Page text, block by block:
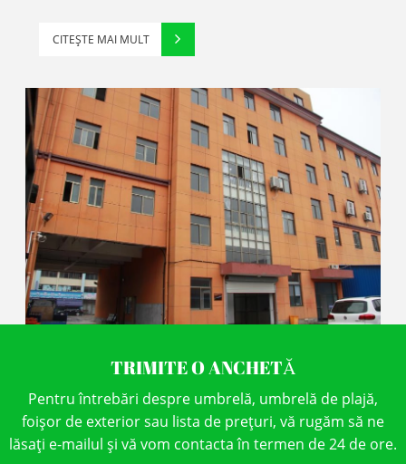
CITEŞTE MAI MULT
TRIMITE O ANCHETĂ
Pentru întrebări despre umbrelă, umbrelă de plajă,
foișor de exterior sau lista de prețuri, vă rugăm să ne
lăsați e-mailul și vă vom contacta în termen de 24 de ore.